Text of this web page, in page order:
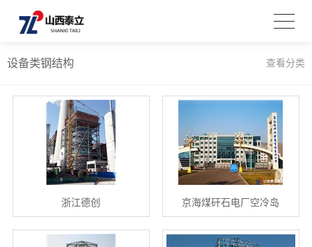
设备类钢结构 查看分类
浙江德创 京海煤矸石电厂空冷岛